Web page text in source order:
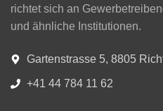
richtet sich an
und ähnliche Institutionen.
Gartenstrasse 5, 8805
+41 44 784 11 62